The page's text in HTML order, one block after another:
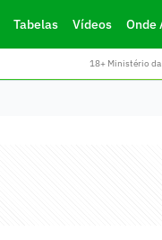
Tabelas Vídeos Onde
18+ Ministério